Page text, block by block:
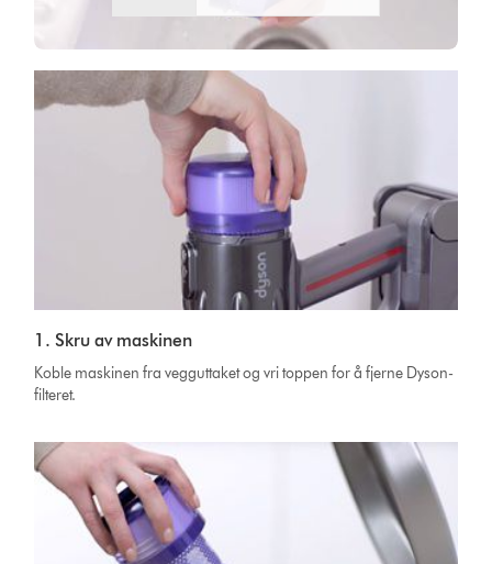
1. Skru av maskinen
Koble maskinen fra vegguttaket og vri toppen for å fjerne Dyson-
filteret.